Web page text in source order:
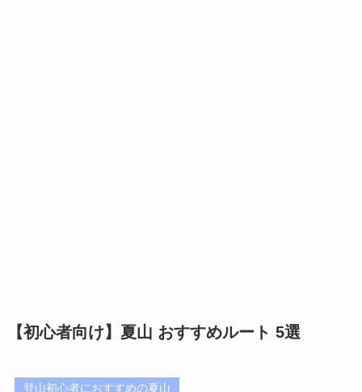
【初心者向け】夏山 おすすめルート 5選
登山初心者におすすめの夏山